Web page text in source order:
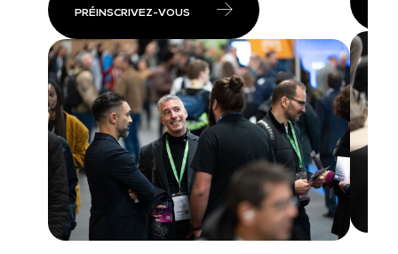
PRÉINSCRIVEZ-VOUS